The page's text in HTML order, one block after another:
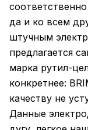
да и ко всем
штучным
предлагается
марка рутил-
конкретнее:
качеству не
Данные